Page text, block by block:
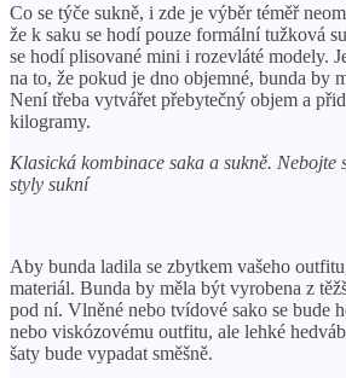
Co se týče sukně, i zde je výběr téměř
že k saku se hodí pouze formální tužková
se hodí plisované mini i rozevláté modely.
na to, že pokud je dno objemné, bunda by
Není třeba vytvářet přebytečný objem a
kilogramy.
Klasická kombinace saka a sukně. Nebojte
styly sukní
Aby bunda ladila se zbytkem vašeho
materiál. Bunda by měla být vyrobena z
pod ní. Vlněné nebo tvídové sako se bude
nebo viskózovému outfitu, ale lehké
šaty bude vypadat směšně.